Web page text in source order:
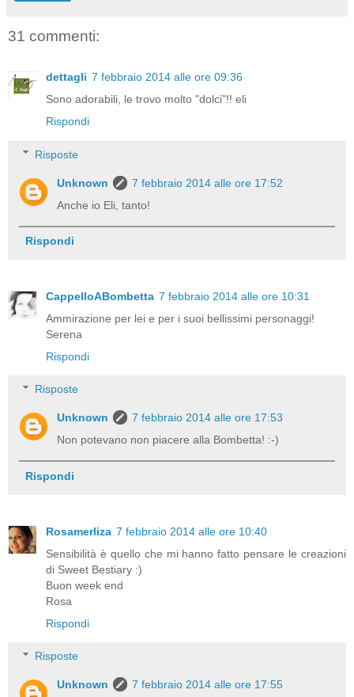
31 commenti:
dettagli 7 febbraio 2014 alle ore 09:36
Sono adorabili, le trovo molto "dolci"!! eli
Rispondi
Risposte
Unknown
7 febbraio 2014 alle ore 17:52
Anche io Eli, tanto!
Rispondi
CappelloABombetta 7 febbraio 2014 alle ore 10:31
Ammirazione per lei e per i suoi bellissimi personaggi!
Serena
Rispondi
Risposte
Unknown
7 febbraio 2014 alle ore 17:53
Non potevano non piacere alla Bombetta! :-)
Rispondi
Rosamerliza 7 febbraio 2014 alle ore 10:40
Sensibilità è quello che mi hanno fatto pensare le creazioni
di Sweet Bestiary :)
Buon week end
Rosa
Rispondi
Risposte
Unknown
7 febbraio 2014 alle ore 17:55